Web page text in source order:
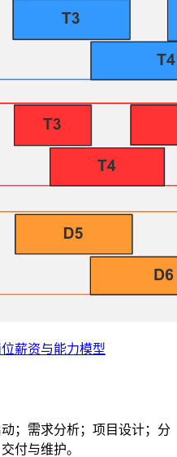
薪资与能力模型
；需求分析；项目设计；分
付与维护。